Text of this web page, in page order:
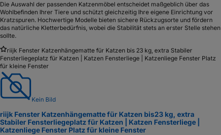
Die Auswahl der passenden Katzenmöbel entscheidet maßgeblich über das
Wohlbefinden Ihrer Tiere und schützt gleichzeitig Ihre eigene Einrichtung vor
Kratzspuren. Hochwertige Modelle bieten sichere Rückzugsorte und fördern
das natürliche Kletterbedürfnis, wobei die Stabilität stets an erster Stelle stehen
sollte.
riijk Fenster Katzenhängematte für Katzen bis 23 kg, extra Stabiler
Fensterliegeplatz für Katzen | Katzen Fensterliege | Katzenliege Fenster Platz
für kleine Fenster
Kein Bild
riijk Fenster Katzenhängematte für Katzen bis23 kg, extra
Stabiler Fensterliegeplatz für Katzen | Katzen Fensterliege |
Katzenliege Fenster Platz für kleine Fenster